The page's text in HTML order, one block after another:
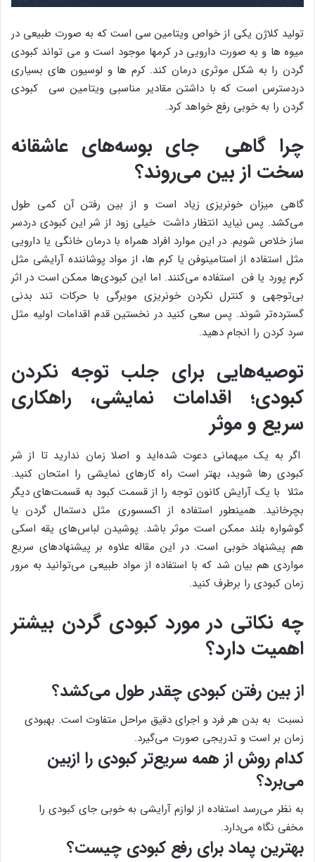
تولید کلاژن یکی از خواص ویتامین سی است که به صورت طبیعی در
میوه ها و به صورت دارویی در کرمها موجود است و می تواند کبودی
گردن را به شکل موثری درمان کند. کرم ها و لوسیون های بسیاری
دردسترس است که با داشتن مقادیر مناسبی ویتامین سی کبودی
گردن را به خوبی رفع خواهد کرد.
چرا گاهی جای بوسه‌های عاشقانه
سخت از بین می‌روند؟
گاهی میزان خونریزی زیاد است و از بین رفتن آن کمی طول
می‌کشد. پس نیاید انتظار داشت خیلی زود از شر این کبودی دردسر
ساز خلاص شویم. در این موارد افراد همراه با درمان خانگی یا دارویی
مثل استفاده از استامینوفن یا کرم ها، از مواد پوشاننده آرایشی مثل
کرم پورد یا فن استفاده می‌کنند. اما این کبودی‌ها ممکن است در اثر
بی‌توجهی و کنترل نکردن خونریزی مویرگی با حرکات تند بدنی
گسترده‌تر شوند. پس سعی کنید در نخستین قدم اقدامات اولیه مثل
سرد کردن را انجام دهید.
توصیه‌هایی برای جلب توجه نکردن
کبودی؛ اقدامات نمایشی، راهکاری
سریع و موثر
اگر به یک میهمانی دعوت شده‌اید و اصلا زمان ندارید تا از شر
کبودی رها شوید، بهتر است راه کارهای نمایشی را امتحان کنید.
مثلا با یک آرایش کانون توجه را از قسمت کبود به قسمت‌های دیگر
بچرخانید. همینطور استفاده از اکسسوری مثل دستمال گردن یا
گوشواره بلند ممکن است موثر باشد. پوشیدن لباس‌های یقه اسکی
هم پیشنهاد خوبی است. در این مقاله علاوه بر پیشنهادهای سریع
مواردی هم بیان شد که با استفاده از مواد طبیعی می‌توانید به مرور
زمان کبودی را برطرف کنید.
چه نکاتی در مورد کبودی گردن بیشتر
اهمیت دارد؟
از بین رفتن کبودی چقدر طول می‌کشد؟
نسبت به بدن هر فرد و اجرای دقیق مراحل متفاوت است. بهبودی
زمان بر است و تدریجی صورت می‌‌گیرد.
کدام روش از همه سریع‌تر کبودی را ازبین
می‌برد؟
به نظر می‌رسد استفاده از لوازم آرایشی به خوبی جای کبودی را
مخفی نگاه می‌دارد.
بهترین پماد برای رفع کبودی چیست؟